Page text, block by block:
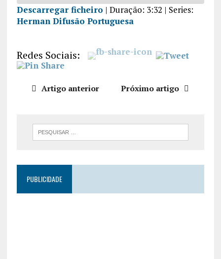
PARTILHA
INCORPO
RAR
Descarregar ficheiro | Duração: 3:32 | Series:
Herman Difusão Portuguesa
Redes Sociais:
Artigo anterior Próximo artigo
PUBLICIDADE